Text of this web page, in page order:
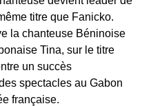
titre que Fanicko.
la chanteuse Béninoise
Tina, sur le titre
un succès
spectacles au Gabon
française.